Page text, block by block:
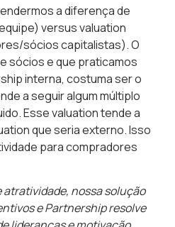
a diferença de
versus valuation
sócios capitalistas). O
sócios e que praticamos
interna, costuma ser o
a seguir algum múltiplo
Esse valuation tende a
que seria externo. Isso
para compradores
nossa solução
e Partnership resolve